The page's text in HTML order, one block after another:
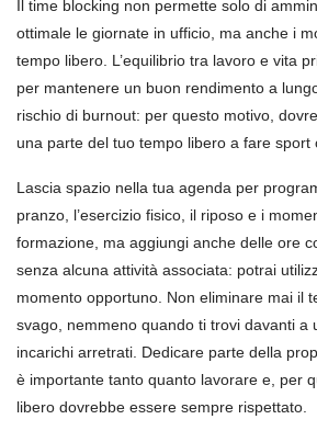
Il time blocking non permette solo di
ottimale le giornate in ufficio, ma anche i
tempo libero. L’equilibrio tra lavoro e vita
per mantenere un buon rendimento a
rischio di burnout: per questo motivo,
una parte del tuo tempo libero a fare sport
Lascia spazio nella tua agenda per
pranzo, l’esercizio fisico, il riposo e i
formazione, ma aggiungi anche delle ore
senza alcuna attività associata: potrai
momento opportuno. Non eliminare mai il
svago, nemmeno quando ti trovi davanti a
incarichi arretrati. Dedicare parte della
è importante tanto quanto lavorare e, per
libero dovrebbe essere sempre rispettato.